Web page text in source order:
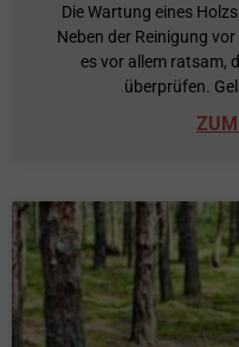
Die Wartung eines
Neben der Reinigung
es vor allem ratsam,
überprüfen.